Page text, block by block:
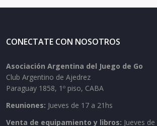
CONECTATE CON NOSOTROS
Asociación Argentina del Juego de Go
Club Argentino de Ajedrez
Paraguay 1858, 1º piso, CABA
Reuniones: Jueves de 17 a 21hs
Venta de equipamiento y libros: Jueves